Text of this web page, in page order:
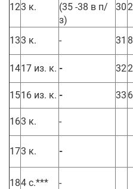
123 к.
(35 -38 в п/
з)
30
133 к. - 31
1417 из. к. - 32
1516 из. к. - 33
163 к. -
173 к. -
184 с.***
-